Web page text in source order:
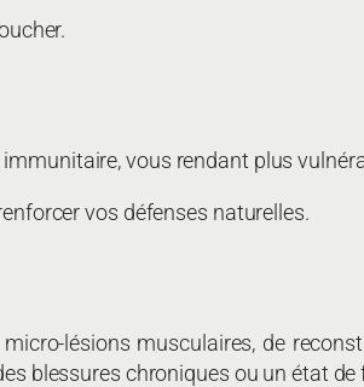
vous rendant plus
vos défenses naturelles.
lésions musculaires, de
blessures chroniques ou un état